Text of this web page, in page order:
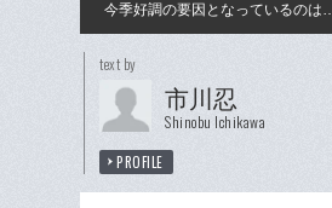
今季好調の要因となっているのは
text by
市川忍
Shinobu Ichikawa
PROFILE